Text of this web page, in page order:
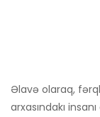
Əlavə olaraq,
arxasındakı